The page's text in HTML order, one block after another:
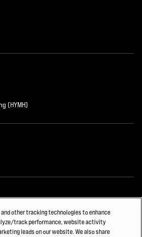
(HYMH)
ละห้องเย็น
other tracking technologies to enhance
track performance, website activity
leads on our website. We also share